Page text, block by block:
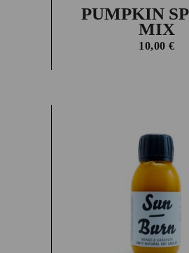
PUMPKIN
MIX
10,00€